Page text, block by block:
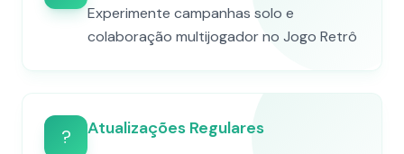
Experimente campanhas solo e
colaboração multijogador no Jogo Retrô
? Atualizações Regulares